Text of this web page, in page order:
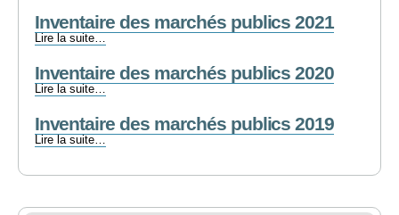
-marchés
publics
-
Inventaire des marchés publics 2021
Inventaire
marchés
publics
-
Lire la suite…
Inventaire des marchés publics 2020
Inventaire
marchés
publics
Lire la suite…
Inventaire des marchés publics 2019
Inventaire
Lire la suite…